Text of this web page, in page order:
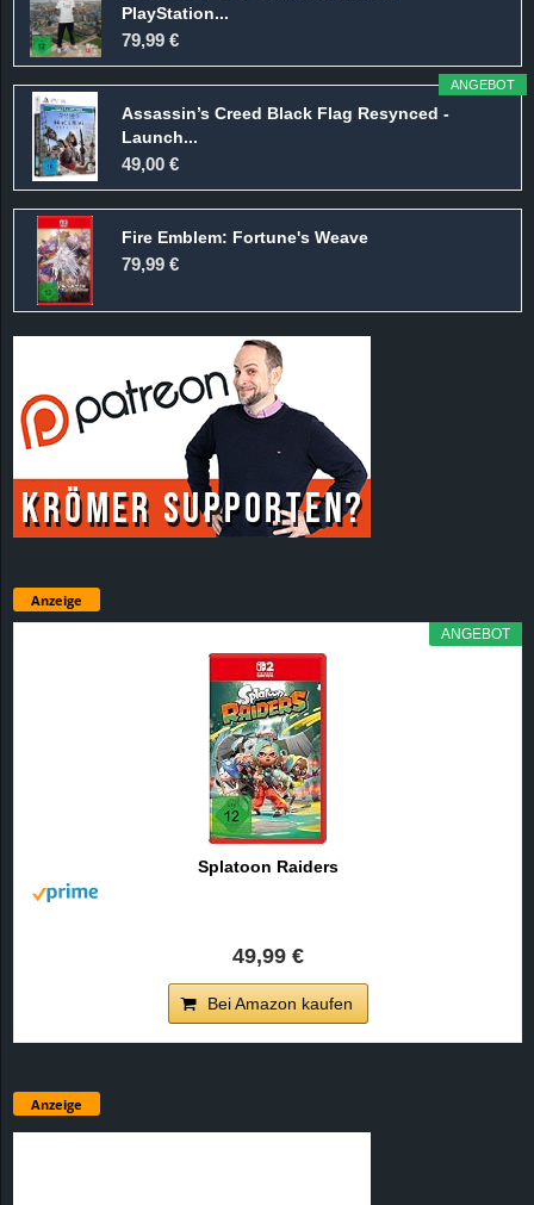
PlayStation...
79,99 €
ANGEBOT
Assassin’s Creed Black Flag Resynced -
Launch...
49,00 €
Fire Emblem: Fortune's Weave
79,99 €
Anzeige
ANGEBOT
Splatoon Raiders
49,99 €
Bei Amazon kaufen
Anzeige